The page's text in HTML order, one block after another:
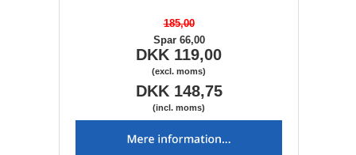
185,00
Spar 66,00
DKK 119,00
(excl. moms)
DKK 148,75
(incl. moms)